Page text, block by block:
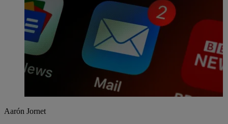
Aarón Jornet